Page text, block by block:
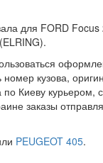
для FORD
кузова,
Киеву курьером,
заказы
PEUGEOT 405.